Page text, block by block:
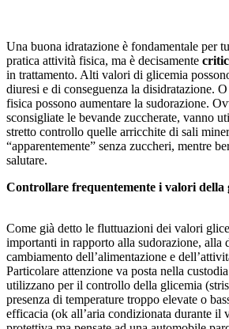
Una buona idratazione è fondamentale per
pratica attività fisica, ma è decisamente
in trattamento. Alti valori di glicemia
diuresi e di conseguenza la disidratazione.
fisica possono aumentare la sudorazione.
sconsigliate le bevande zuccherate, vanno
stretto controllo quelle arricchite di sali
“apparentemente” senza zuccheri, mentre
salutare.
Controllare frequentemente i valori della
Come già detto le fluttuazioni dei valori
importanti in rapporto alla sudorazione, alla
cambiamento dell’alimentazione e
Particolare attenzione va posta nella
utilizzano per il controllo della glicemia
presenza di temperature troppo elevate o
efficacia (ok all’aria condizionata durante il